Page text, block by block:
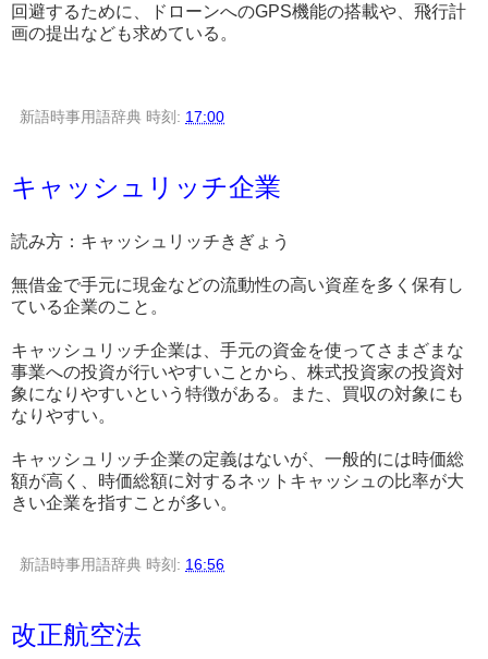
回避するために、ドローンへのGPS機能の搭載や、飛行計
画の提出なども求めている。
新語時事用語辞典 時刻: 17:00
キャッシュリッチ企業
読み方：キャッシュリッチきぎょう
無借金で手元に現金などの流動性の高い資産を多く保有し
ている企業のこと。
キャッシュリッチ企業は、手元の資金を使ってさまざまな
事業への投資が行いやすいことから、株式投資家の投資対
象になりやすいという特徴がある。また、買収の対象にも
なりやすい。
キャッシュリッチ企業の定義はないが、一般的には時価総
額が高く、時価総額に対するネットキャッシュの比率が大
きい企業を指すことが多い。
新語時事用語辞典 時刻: 16:56
改正航空法